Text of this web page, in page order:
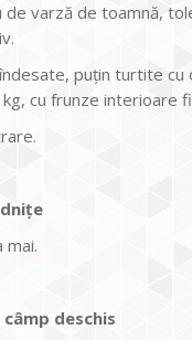
de varză de toamnă,
puțin turtite
cu frunze interioare
mai.
deschis